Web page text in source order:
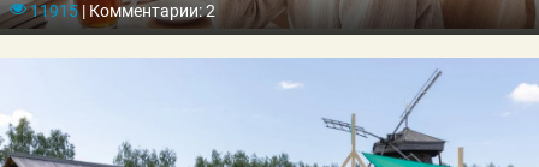
11915|Комментарии: 2